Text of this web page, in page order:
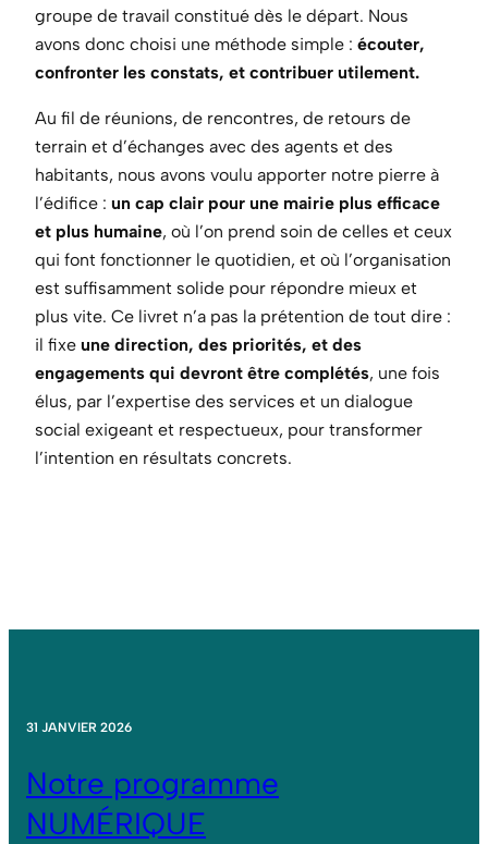
groupe de travail constitué dès le départ. Nous
avons donc choisi une méthode simple : écouter,
confronter les constats, et contribuer utilement.
Au fil de réunions, de rencontres, de retours de
terrain et d’échanges avec des agents et des
habitants, nous avons voulu apporter notre pierre à
l’édifice : un cap clair pour une mairie plus efficace
et plus humaine, où l’on prend soin de celles et ceux
qui font fonctionner le quotidien, et où l’organisation
est suffisamment solide pour répondre mieux et
plus vite. Ce livret n’a pas la prétention de tout dire :
il fixe une direction, des priorités, et des
engagements qui devront être complétés, une fois
élus, par l’expertise des services et un dialogue
social exigeant et respectueux, pour transformer
l’intention en résultats concrets.
31 JANVIER 2026
Notre programme
NUMÉRIQUE